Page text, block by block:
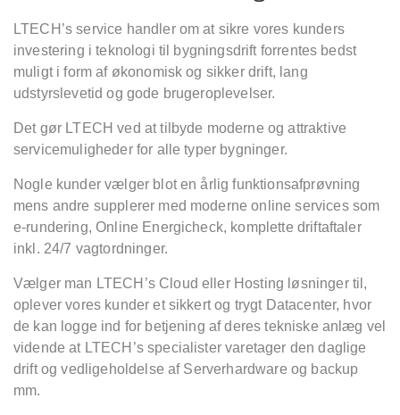
LTECH’s service handler om at sikre vores kunders
investering i teknologi til bygningsdrift forrentes bedst
muligt i form af økonomisk og sikker drift, lang
udstyrslevetid og gode brugeroplevelser.
Det gør LTECH ved at tilbyde moderne og attraktive
servicemuligheder for alle typer bygninger.
Nogle kunder vælger blot en årlig funktionsafprøvning
mens andre supplerer med moderne online services som
e-rundering, Online Energicheck, komplette driftaftaler
inkl. 24/7 vagtordninger.
Vælger man LTECH’s Cloud eller Hosting løsninger til,
oplever vores kunder et sikkert og trygt Datacenter, hvor
de kan logge ind for betjening af deres tekniske anlæg vel
vidende at LTECH’s specialister varetager den daglige
drift og vedligeholdelse af Serverhardware og backup
mm.